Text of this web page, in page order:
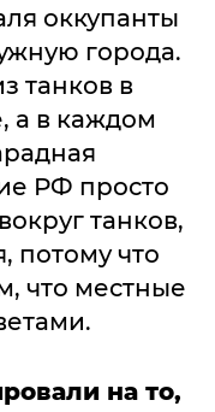
оккупанты
города.
танков в
а в каждом
РФ просто
танков,
потому что
что местные
на то,